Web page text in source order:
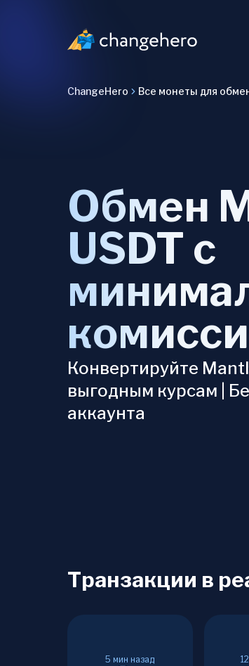
ChangeHero Все монеты для
Обмен
USDT с
Конвертируйте
выгодным курсам |
аккаунта
Транзакции в
5 мин назад 12